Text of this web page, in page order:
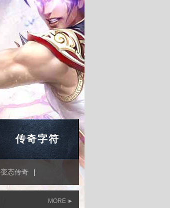
传奇字符
变态传奇 |
MORE